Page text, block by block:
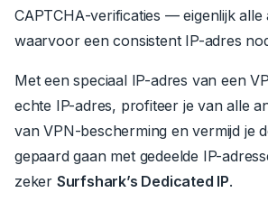
CAPTCHA-verificaties — eigenlijk alle
waarvoor een consistent IP-adres
Met een speciaal IP-adres van een
echte IP-adres, profiteer je van alle
van VPN-bescherming en vermijd je
gepaard gaan met gedeelde IP-
zeker Surfshark’s Dedicated IP.